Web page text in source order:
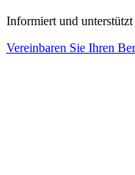
Informiert und
Vereinbaren Sie Ihren